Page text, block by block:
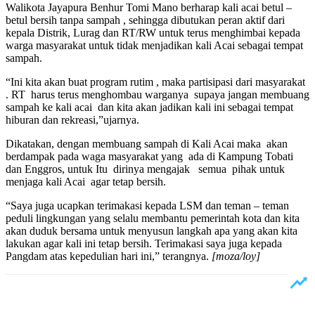
Walikota Jayapura Benhur Tomi Mano berharap kali acai betul –
betul bersih tanpa sampah , sehingga dibutukan peran aktif dari
kepala Distrik, Lurag dan RT/RW untuk terus menghimbai kepada
warga masyarakat untuk tidak menjadikan kali Acai sebagai tempat
sampah.
“Ini kita akan buat program rutim , maka partisipasi dari masyarakat
. RT harus terus menghombau warganya supaya jangan membuang
sampah ke kali acai dan kita akan jadikan kali ini sebagai tempat
hiburan dan rekreasi,”ujarnya.
Dikatakan, dengan membuang sampah di Kali Acai maka akan
berdampak pada waga masyarakat yang ada di Kampung Tobati
dan Enggros, untuk Itu dirinya mengajak semua pihak untuk
menjaga kali Acai agar tetap bersih.
“Saya juga ucapkan terimakasi kepada LSM dan teman – teman
peduli lingkungan yang selalu membantu pemerintah kota dan kita
akan duduk bersama untuk menyusun langkah apa yang akan kita
lakukan agar kali ini tetap bersih. Terimakasi saya juga kepada
Pangdam atas kepedulian hari ini,” terangnya. [moza/loy]